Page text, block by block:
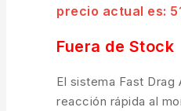
precio actual es:
Fuera de Stock
El sistema Fast Drag
reacción rápida al